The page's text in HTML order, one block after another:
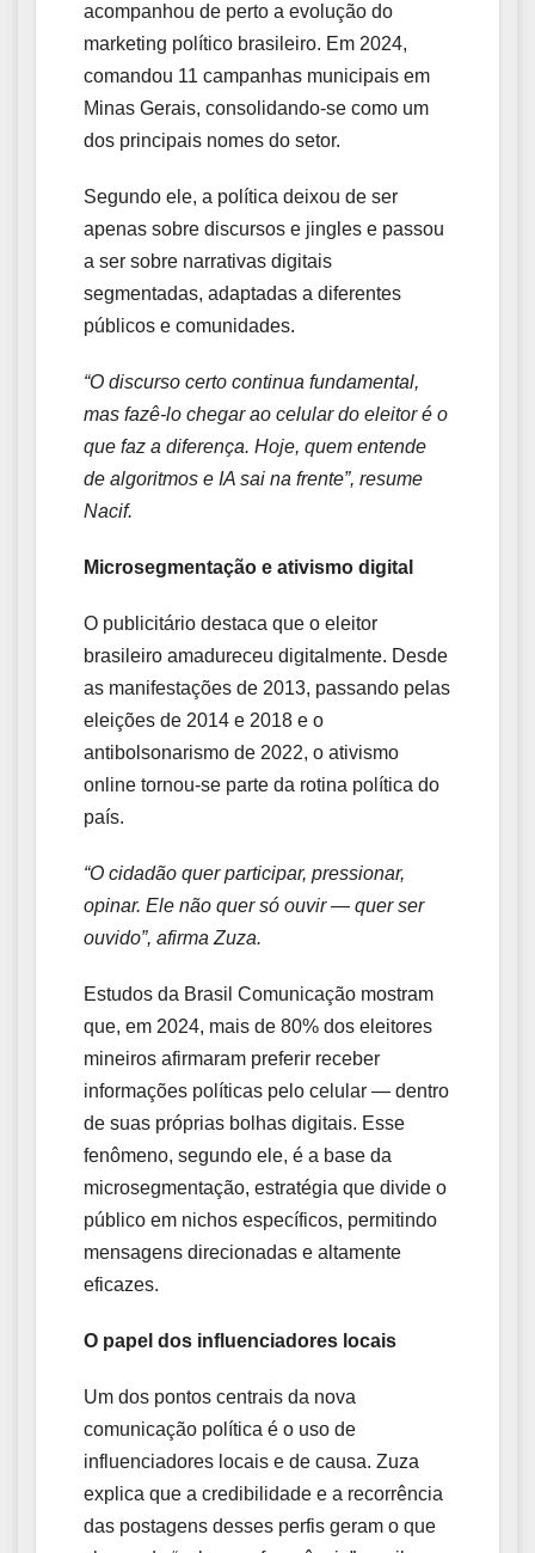
acompanhou de perto a evolução do
marketing político brasileiro. Em 2024,
comandou 11 campanhas municipais em
Minas Gerais, consolidando-se como um
dos principais nomes do setor.
Segundo ele, a política deixou de ser
apenas sobre discursos e jingles e passou
a ser sobre narrativas digitais
segmentadas, adaptadas a diferentes
públicos e comunidades.
“O discurso certo continua fundamental,
mas fazê-lo chegar ao celular do eleitor é o
que faz a diferença. Hoje, quem entende
de algoritmos e IA sai na frente”, resume
Nacif.
Microsegmentação e ativismo digital
O publicitário destaca que o eleitor
brasileiro amadureceu digitalmente. Desde
as manifestações de 2013, passando pelas
eleições de 2014 e 2018 e o
antibolsonarismo de 2022, o ativismo
online tornou-se parte da rotina política do
país.
“O cidadão quer participar, pressionar,
opinar. Ele não quer só ouvir — quer ser
ouvido”, afirma Zuza.
Estudos da Brasil Comunicação mostram
que, em 2024, mais de 80% dos eleitores
mineiros afirmaram preferir receber
informações políticas pelo celular — dentro
de suas próprias bolhas digitais. Esse
fenômeno, segundo ele, é a base da
microsegmentação, estratégia que divide o
público em nichos específicos, permitindo
mensagens direcionadas e altamente
eficazes.
O papel dos influenciadores locais
Um dos pontos centrais da nova
comunicação política é o uso de
influenciadores locais e de causa. Zuza
explica que a credibilidade e a recorrência
das postagens desses perfis geram o que